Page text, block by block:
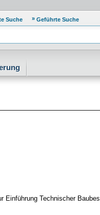
Suche Geführte Suche
Einführung Technischer